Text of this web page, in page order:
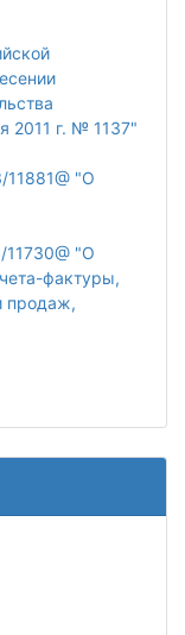
2011 г. № 1137"
"О
"О
фактуры,
продаж,